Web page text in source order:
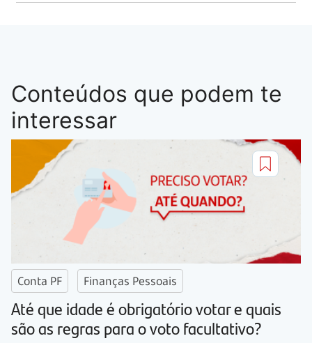
Conteúdos que podem te
interessar
Conta PF Finanças Pessoais
Até que idade é obrigatório votar e quais
são as regras para o voto facultativo?